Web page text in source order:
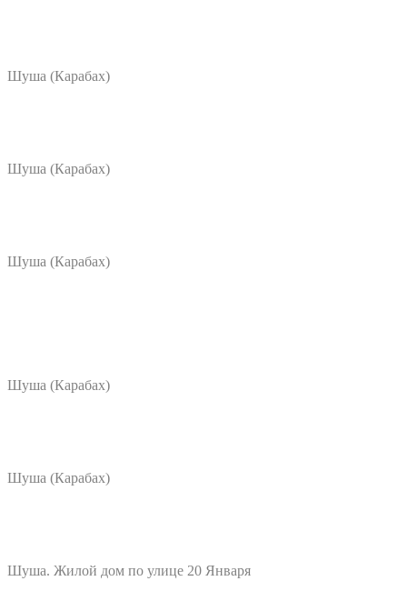
Шуша (Карабах)
Шуша (Карабах)
Шуша (Карабах)
Шуша (Карабах)
Шуша (Карабах)
Шуша. Жилой дом по улице 20 Января